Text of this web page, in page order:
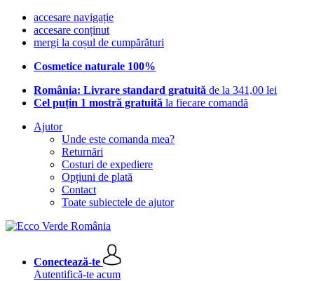
accesare navigație
accesare conținut
mergi la coșul de cumpărături
Cosmetice naturale 100%
România: Livrare standard gratuită de la 341,00 lei
Cel puțin 1 mostră gratuită la fiecare comandă
Ajutor
Unde este comanda mea?
Returnări
Costuri de expediere
Opțiuni de plată
Contact
Toate subiectele de ajutor
Conectează-te
Autentifică-te acum